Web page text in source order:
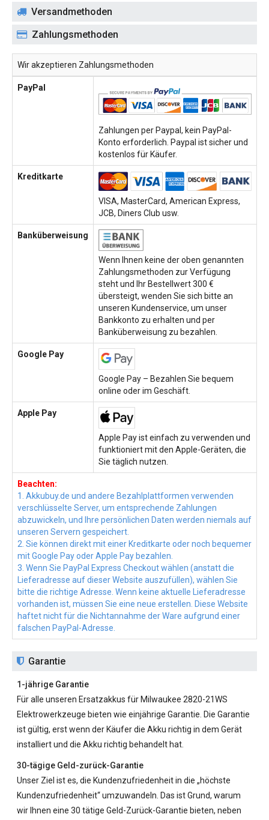
Versandmethoden
Zahlungsmethoden
Wir akzeptieren Zahlungsmethoden
PayPal
Zahlungen per Paypal, kein PayPal-
Konto erforderlich. Paypal ist sicher und
kostenlos für Käufer.
Kreditkarte
VISA, MasterCard, American Express,
JCB, Diners Club usw.
Banküberweisung
Wenn Ihnen keine der oben genannten
Zahlungsmethoden zur Verfügung
steht und Ihr Bestellwert 300 €
übersteigt, wenden Sie sich bitte an
unseren Kundenservice, um unser
Bankkonto zu erhalten und per
Banküberweisung zu bezahlen.
Google Pay
Google Pay – Bezahlen Sie bequem
online oder im Geschäft.
Apple Pay
Apple Pay ist einfach zu verwenden und
funktioniert mit den Apple-Geräten, die
Sie täglich nutzen.
Beachten:
1. Akkubuy.de und andere Bezahlplattformen verwenden
verschlüsselte Server, um entsprechende Zahlungen
abzuwickeln, und Ihre persönlichen Daten werden niemals auf
unseren Servern gespeichert.
2. Sie können direkt mit einer Kreditkarte oder noch bequemer
mit Google Pay oder Apple Pay bezahlen.
3. Wenn Sie PayPal Express Checkout wählen (anstatt die
Lieferadresse auf dieser Website auszufüllen), wählen Sie
bitte die richtige Adresse. Wenn keine aktuelle Lieferadresse
vorhanden ist, müssen Sie eine neue erstellen. Diese Website
haftet nicht für die Nichtannahme der Ware aufgrund einer
falschen PayPal-Adresse.
Garantie
1-jährige Garantie
Für alle unseren Ersatzakkus für Milwaukee 2820-21WS
Elektrowerkzeuge bieten wie einjährige Garantie. Die Garantie
ist gültig, erst wenn der Käufer die Akku richtig in dem Gerät
installiert und die Akku richtig behandelt hat.
30-tägige Geld-zurück-Garantie
Unser Ziel ist es, die Kundenzufriedenheit in die „höchste
Kundenzufriedenheit“ umzuwandeln. Das ist Grund, warum
wir Ihnen eine 30 tätige Geld-Zurück-Garantie bieten, neben